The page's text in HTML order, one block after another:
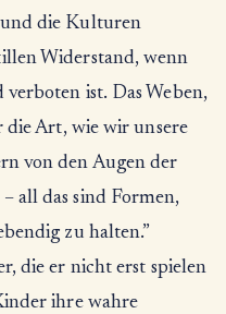
die Kulturen
Widerstand, wenn
ist. Das Weben,
die Art, wie wir unsere
von den Augen der
all das sind Formen,
zu halten.”
die er nicht erst spielen
ihre wahre